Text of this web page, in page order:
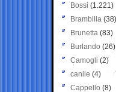
Bossi (1.221)
Brambilla (38)
Brunetta (83)
Burlando (26)
Camogli (2)
canile (4)
Cappello (8)